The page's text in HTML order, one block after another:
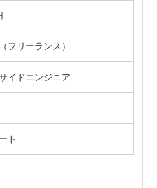
フリーランス）
イドエンジニア
ト